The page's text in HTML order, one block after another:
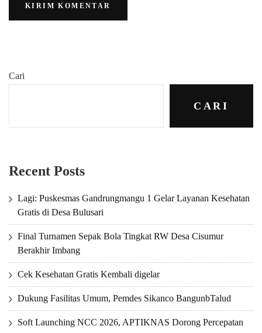
Cari
CARI
Recent Posts
Lagi: Puskesmas Gandrungmangu 1 Gelar Layanan Kesehatan
Gratis di Desa Bulusari
Final Turnamen Sepak Bola Tingkat RW Desa Cisumur
Berakhir Imbang
Cek Kesehatan Gratis Kembali digelar
Dukung Fasilitas Umum, Pemdes Sikanco BangunbTalud
Soft Launching NCC 2026, APTIKNAS Dorong Percepatan